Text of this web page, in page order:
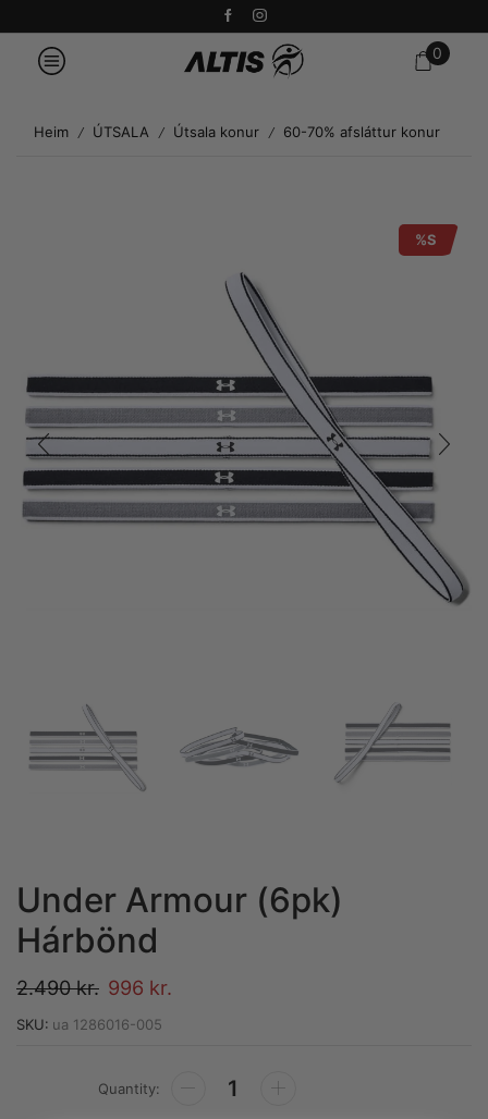
0
Heim / ÚTSALA / Útsala konur / 60-70% afsláttur konur
%S
Under Armour (6pk)
Hárbönd
2.490kr. 996 kr.
SKU: ua 1286016-005
Alternative: